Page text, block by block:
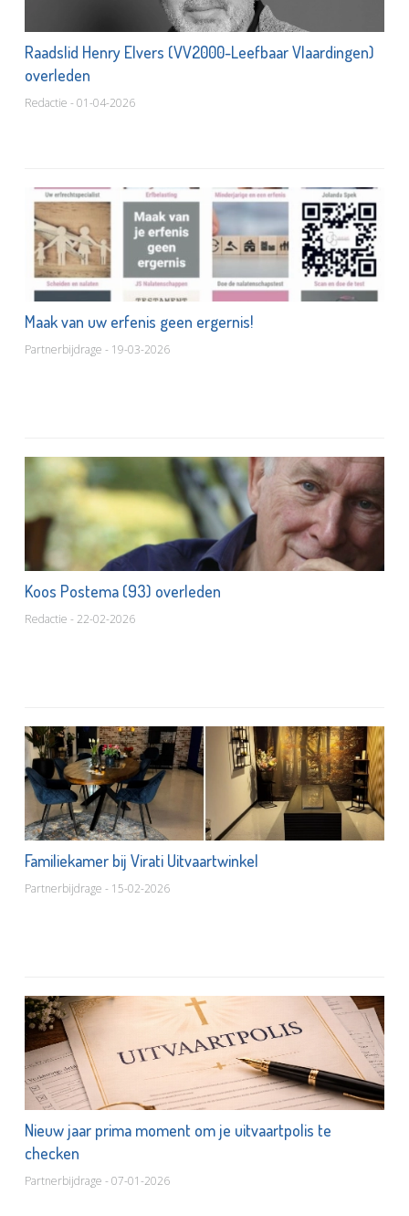
Raadslid Henry Elvers (VV2000-Leefbaar Vlaardingen)
overleden
Redactie - 01-04-2026
Maak van uw erfenis geen ergernis!
Partnerbijdrage - 19-03-2026
Koos Postema (93) overleden
Redactie - 22-02-2026
Familiekamer bij Virati Uitvaartwinkel
Partnerbijdrage - 15-02-2026
Nieuw jaar prima moment om je uitvaartpolis te
checken
Partnerbijdrage - 07-01-2026